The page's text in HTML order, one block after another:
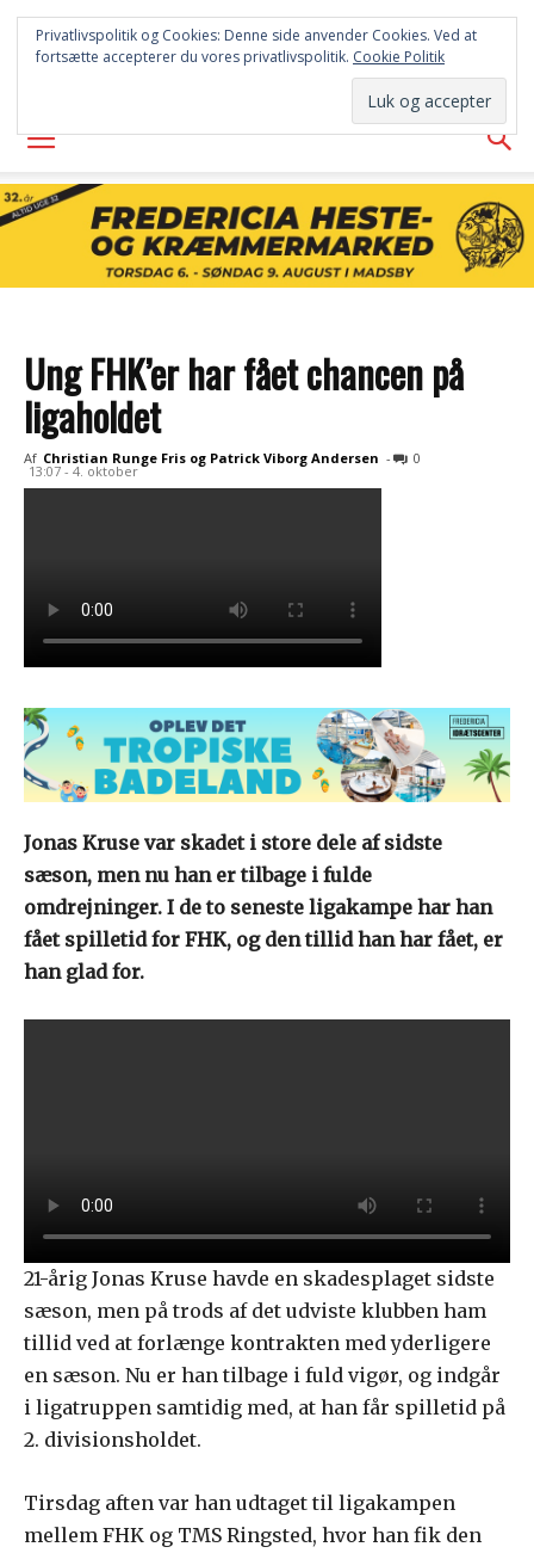
FREDERICIA
AVISEN
Ung FHK’er har fået chancen på
ligaholdet
Af Christian Runge Fris og Patrick Viborg Andersen -
13:07 - 4. oktober
0
Jonas Kruse var skadet i store dele af sidste
sæson, men nu han er tilbage i fulde
omdrejninger. I de to seneste ligakampe har han
fået spilletid for FHK, og den tillid han har fået, er
han glad for.
21-årig Jonas Kruse havde en skadesplaget sidste
sæson, men på trods af det udviste klubben ham
tillid ved at forlænge kontrakten med yderligere
en sæson. Nu er han tilbage i fuld vigør, og indgår
i ligatruppen samtidig med, at han får spilletid på
2. divisionsholdet.
Tirsdag aften var han udtaget til ligakampen
mellem FHK og TMS Ringsted, hvor han fik den
Privatlivspolitik og Cookies: Denne side anvender Cookies. Ved at
fortsætte accepterer du vores privatlivspolitik. Cookie Politik